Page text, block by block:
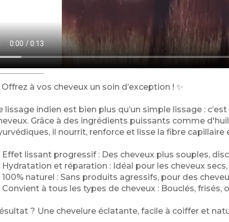
Offrez à vos cheveux un soin d’exception ! ✨
lissage indien est bien plus qu’un simple lissage :
Grâce à des ingrédients puissants comme
il nourrit, renforce et lisse la fibre capillaire
Effet lissant progressif : Des cheveux plus souples,
Hydratation et réparation : Idéal pour les cheveux
100% naturel : Sans produits agressifs, pour des
Convient à tous les types de cheveux : Bouclés, frisés,
? Une chevelure éclatante, facile à coiffer et